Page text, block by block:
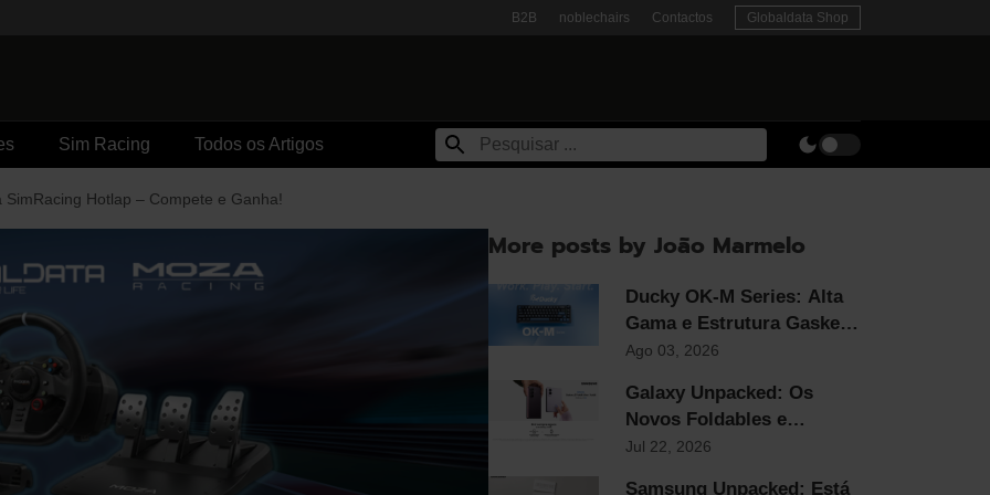
B2B noblechairs Contactos Globaldata Shop
Sim Racing Todos os Artigos
SimRacing Hotlap – Compete e Ganha!
More posts by João Marmelo
Ducky OK-M Series: Alta
Gama e Estrutura Gasket
ao Preço Mais
Ago 03, 2026
Galaxy Unpacked: Os
Novos Foldables e
Smartwatches Samsung já
Jul 22, 2026
Samsung Unpacked: Está